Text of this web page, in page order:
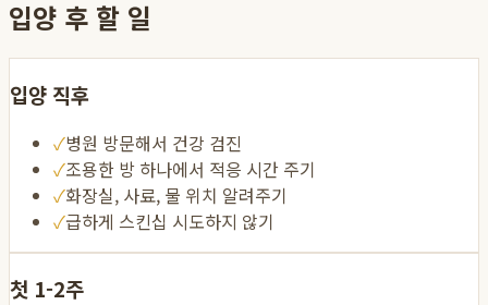
입양 후 할 일
입양 직후
✓병원 방문해서 건강 검진
✓조용한 방 하나에서 적응 시간 주기
✓화장실, 사료, 물 위치 알려주기
✓급하게 스킨십 시도하지 않기
첫 1-2주